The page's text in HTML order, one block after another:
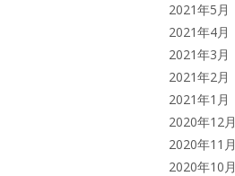
2021年5月
2021年4月
2021年3月
2021年2月
2021年1月
2020年12月
2020年11月
2020年10月